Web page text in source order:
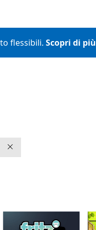
flessibili. Scopri di più